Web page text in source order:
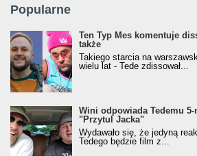
Popularne
Ten Typ Mes komentuje
także
Takiego starcia na
wielu lat - Tede zdissował...
Wini odpowiada Tedemu
"Przytul Jacka"
Wydawało się, że jedyną
Tedego będzie film z...